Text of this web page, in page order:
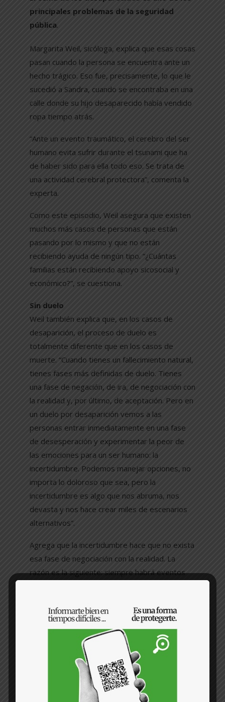
principales problemas de la seguridad
pública.
Margarita Weil, sicóloga, explica que esas cosas
pasan cuando la persona se encuentra ante un
hecho trágico. Eso fue, precisamente, lo que le
sucedió a Sandra, cuando se encontraba en una
calle donde su hijo desaparecido había vendido
ropa tiempo atrás.
“Ante un evento traumático, el cerebro del ser
humano evita sufrir durante el tsunami que ha
de haber sido para ella todo eso. Se trata de
una actividad cerebral protectora”, comenta la
experta.
Como este episodio, Weil asegura que existen
muchos más casos de personas que están
pasando por lo mismo y que no están
recibiendo ayuda de ningún tipo. “¿Cuántas
familias están recibiendo apoyo sicosocial y
económico?”, se cuestiona.
Sin duelo
Weil también explica que, en los casos de
desaparición, el proceso de duelo es
totalmente diferente que en los casos de
muerte. “Cuando tienes un fallecimiento natural,
tienes fases más definidas de duelo. Tienes
una fase de negación, de ira, de negociación con
la realidad y, por último, de aceptación. Pero en
un duelo por desaparición vemos a las
personas entrar inmediatamente en una fase
de desesperación y experimentar la peor de
las emociones para un ser humano: la
incertidumbre. Podemos manejar opciones, no
importa lo doloroso que sea, pero la
incertidumbre es algo que nos abruma, nos
devasta y nos hace crear miles de escenarios
alternativos”.
Agrega que la incertidumbre hace que no exista
esa fase de negociación con la realidad. La
razón es la siguiente: siempre habrá eventos
clandestina diez años después y hay cuerpos?
Otra vez irán las familias a buscar y otra vez les
revolverá el estómago y corazón», comenta.
«Aquí estamos hablando que una desaparición
es un acto de violencia que nunca termina”.
Sandra comenta que es justo así como sucede.